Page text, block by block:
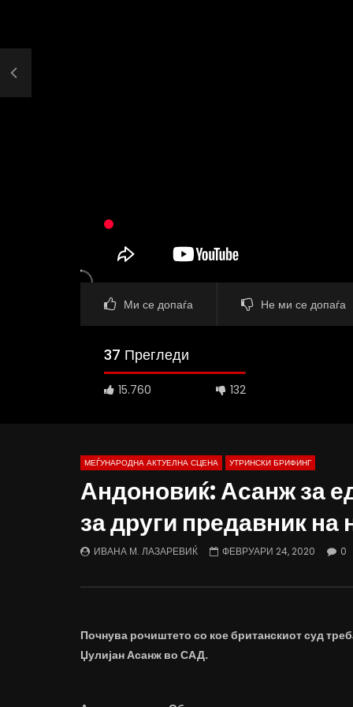
Ми се допаѓа Не ми се допаѓа
37 Прегледи
15.760 132
Д-р Беговиќ: Обуката на лекарите
трае предолго за да дозволиме лесно
МЕЃУНАРОДНА АКТУЕЛНА СЦЕНА УТРИНСКИ БРИФИНГ
Андоновиќ: Асанж за
за други предавник
ИВАНА М. ЛАЗАРЕВИЌ ФЕВРУАРИ 24, 2020 0
Почнува рочиштето со кое британскиот суд
Џулијан Асанж во САД.